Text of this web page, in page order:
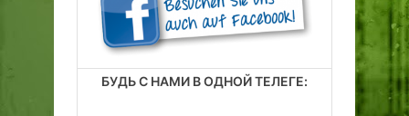
БУДЬ С НАМИ В ОДНОЙ ТЕЛЕГЕ: